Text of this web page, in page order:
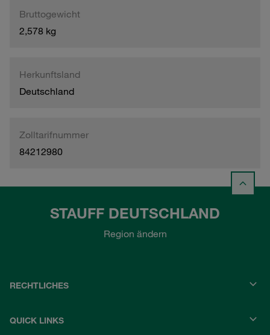
Bruttogewicht
2,578 kg
Herkunftsland
Deutschland
Zolltarifnummer
84212980
STAUFF DEUTSCHLAND
Region ändern
RECHTLICHES
QUICK LINKS